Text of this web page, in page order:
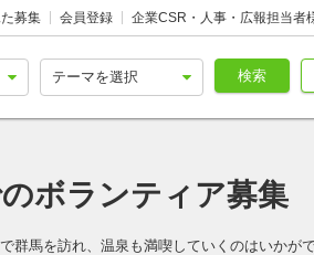
募集 会員登録 企業CSR・人事・広報担当者
検索
ボランティア募集
群馬を訪れ、温泉も満喫していくのはいかが